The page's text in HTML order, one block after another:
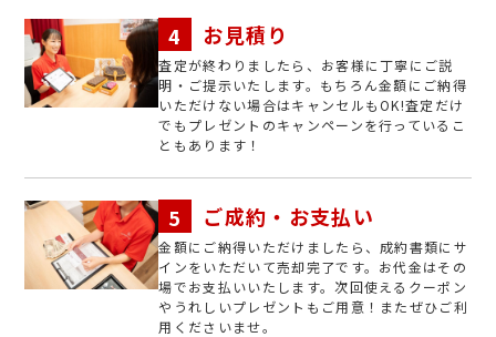
お見積り
査定が終わりましたら、お客様に丁寧にご説
明・ご提示いたします。もちろん金額にご納得
いただけない場合はキャンセルもOK!査定だけ
でもプレゼントのキャンペーンを行っているこ
ともあります！
ご成約・お支払い
金額にご納得いただけましたら、成約書類にサ
インをいただいて売却完了です。お代金はその
場でお支払いいたします。次回使えるクーポン
やうれしいプレゼントもご用意！またぜひご利
用くださいませ。